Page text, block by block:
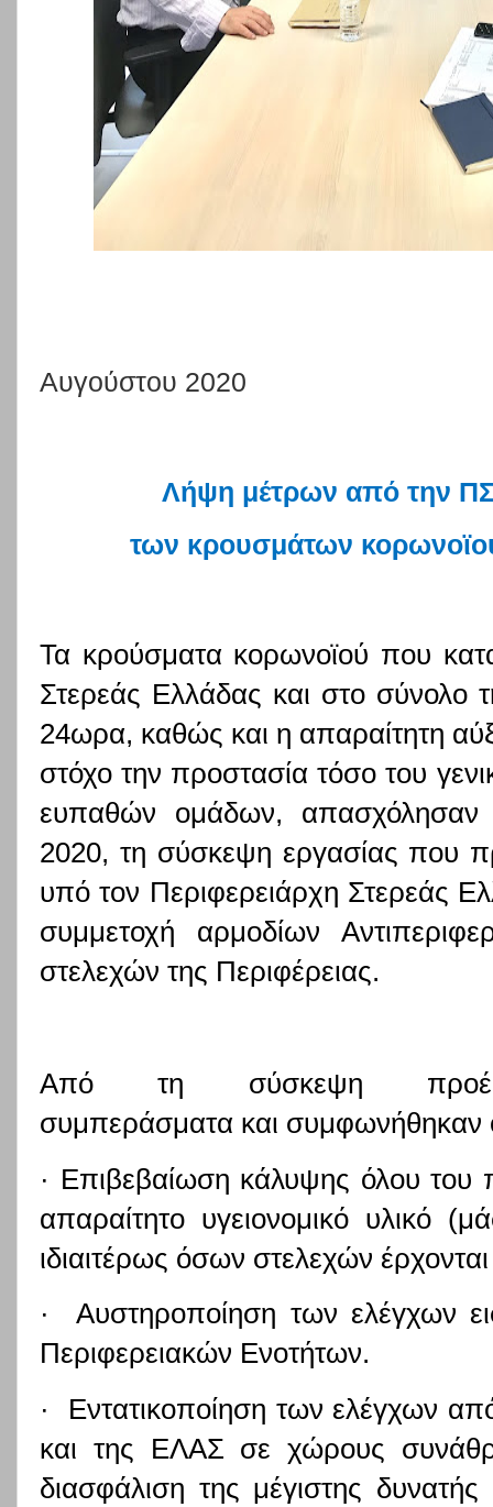
Αυγούστου 2020
Λήψη μέτρων από την
των κρουσμάτων
Τα κρούσματα κορωνοϊού που
Στερεάς Ελλάδας και στο σύνολο
24ωρα, καθώς και η απαραίτητη
στόχο την προστασία τόσο του
ευπαθών ομάδων,
2020, τη σύσκεψη εργασίας που
υπό τον Περιφερειάρχη Στερεάς
συμμετοχή αρμοδίων
στελεχών της Περιφέρειας.
Από τη σύσκεψη
συμπεράσματα και συμφωνήθηκαν
· Επιβεβαίωση κάλυψης όλου
απαραίτητο υγειονομικό υλικό
ιδιαιτέρως όσων στελεχών
· Αυστηροποίηση των ελέγχων
Περιφερειακών Ενοτήτων.
· Εντατικοποίηση των ελέγχων
και της ΕΛΑΣ σε χώρους
διασφάλιση της μέγιστης